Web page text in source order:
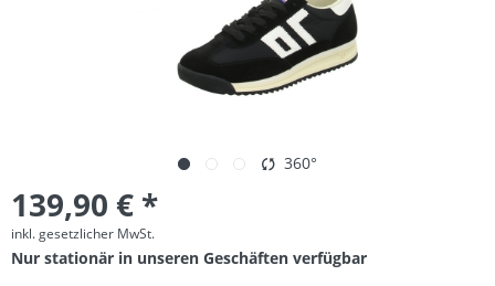
360°
139,90 € *
inkl. gesetzlicher MwSt.
Nur stationär in unseren Geschäften verfügbar